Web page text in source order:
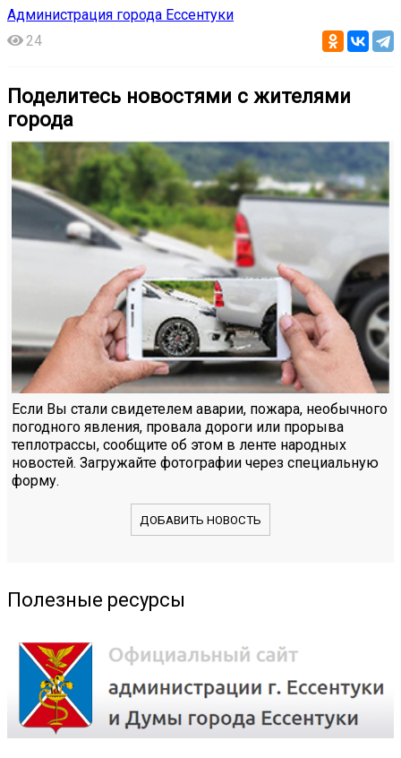
Администрация города Ессентуки
24
Поделитесь новостями с жителями
города
Если Вы стали свидетелем аварии, пожара, необычного
погодного явления, провала дороги или прорыва
теплотрассы, сообщите об этом в ленте народных
новостей. Загружайте фотографии через специальную
форму.
ДОБАВИТЬ НОВОСТЬ
Полезные ресурсы